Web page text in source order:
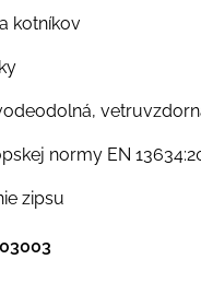
kotníkov
normy EN
zipsu